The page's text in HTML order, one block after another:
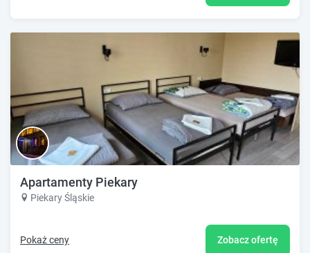
Apartamenty Piekary
Piekary Śląskie
Pokaż ceny Zobacz ofertę